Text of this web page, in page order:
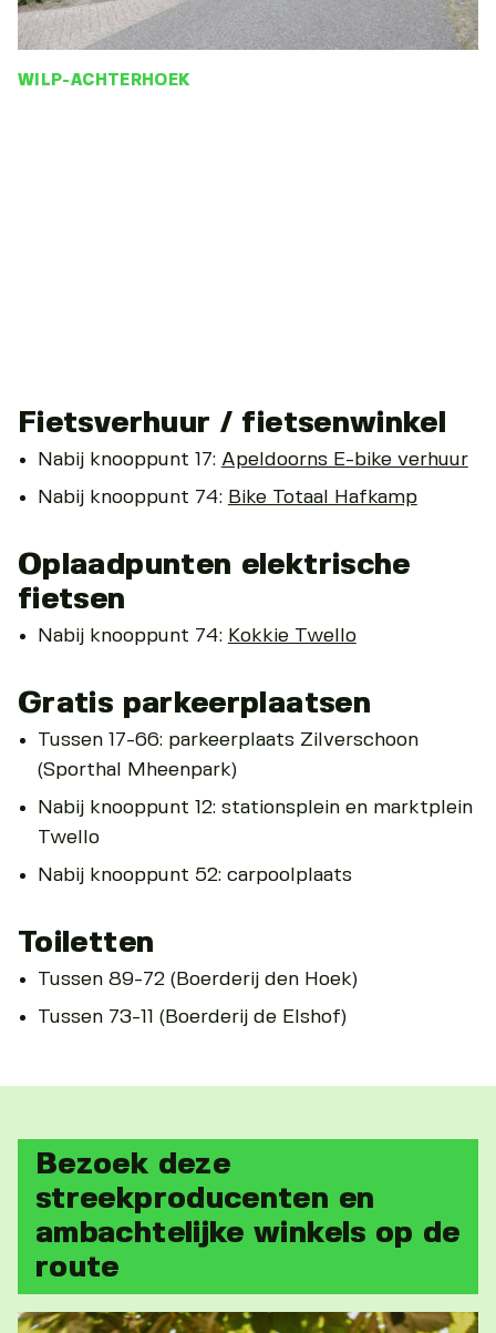
WILP-ACHTERHOEK
Fietsverhuur / fietsenwinkel
Nabij knooppunt 17: Apeldoorns E-bike verhuur
Nabij knooppunt 74: Bike Totaal Hafkamp
Oplaadpunten elektrische
fietsen
Nabij knooppunt 74: Kokkie Twello
Gratis parkeerplaatsen
Tussen 17-66: parkeerplaats Zilverschoon
(Sporthal Mheenpark)
Nabij knooppunt 12: stationsplein en marktplein
Twello
Nabij knooppunt 52: carpoolplaats
Toiletten
Tussen 89-72 (Boerderij den Hoek)
Tussen 73-11 (Boerderij de Elshof)
Bezoek deze
streekproducenten en
ambachtelijke winkels op de
route